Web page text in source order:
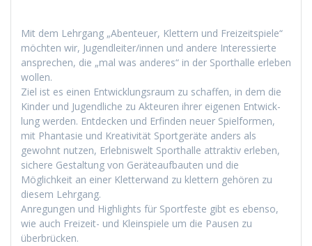
Mit dem Lehrgang „Aben­teuer, Klet­tern und Freizeit­spiele“
möcht­en wir, Jugendleiter/innen und andere Inter­essierte
ansprechen, die „mal was anderes“ in der Sporthalle erleben
wollen.
Ziel ist es einen Entwick­lungsraum zu schaf­fen, in dem die
Kinder und Jugendliche zu Akteuren ihrer eige­nen Entwick­
lung wer­den. Ent­deck­en und Erfind­en neuer Spielfor­men,
mit Phan­tasie und Kreativ­ität Sport­geräte anders als
gewohnt nutzen, Erleb­niswelt Sporthalle attrak­tiv erleben,
sichere Gestal­tung von Geräteauf­baut­en und die
Möglichkeit an ein­er Klet­ter­wand zu klet­tern gehören zu
diesem Lehrgang.
Anre­gun­gen und High­lights für Sport­feste gibt es eben­so,
wie auch Freizeit- und Klein­spiele um die Pausen zu
überbrücken.